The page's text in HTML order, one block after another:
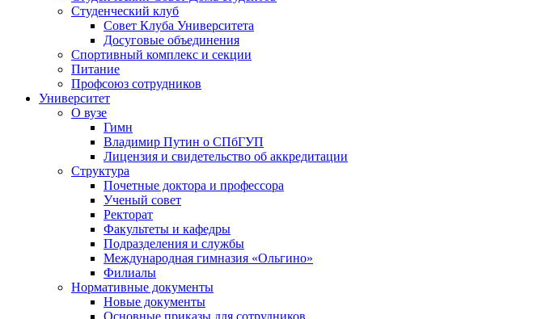
Студенческий клуб
Совет Клуба Университета
Досуговые объединения
Спортивный комплекс и секции
Питание
Профсоюз сотрудников
Университет
О вузе
Гимн
Владимир Путин о СПбГУП
Лицензия и свидетельство об аккредитации
Структура
Почетные доктора и профессора
Ученый совет
Ректорат
Факультеты и кафедры
Подразделения и службы
Международная гимназия «Ольгино»
Филиалы
Нормативные документы
Новые документы
Основные приказы для сотрудников